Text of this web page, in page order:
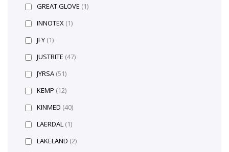
GREAT GLOVE (1)
INNOTEX (1)
JFY (1)
JUSTRITE (47)
JYRSA (51)
KEMP (12)
KINMED (40)
LAERDAL (1)
LAKELAND (2)